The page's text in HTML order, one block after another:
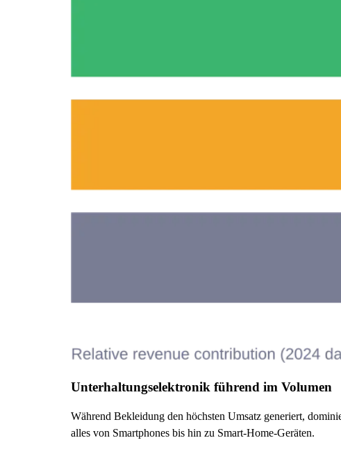
Unterhaltungselektronik führend im Volumen
Während Bekleidung den höchsten Umsatz generiert,
alles von Smartphones bis hin zu Smart-Home-Geräten.